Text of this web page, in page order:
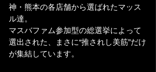
神・熊本の各店舗から選ばれたマッス
ル達。
マスバファム参加型の総選挙によって
選出された、まさに“推されし美筋”だけ
が集結しています。